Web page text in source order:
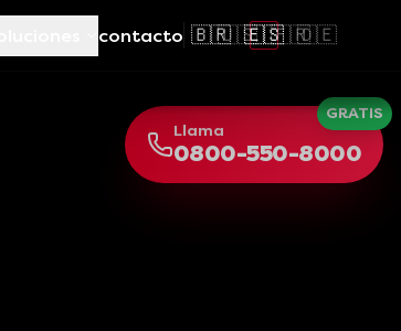
contacto 🇧🇷🇺🇸🇪🇸🇫🇷🇩🇪
Llama
0800-550-8000
GRATIS